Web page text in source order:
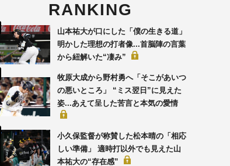
RANKING
山本祐大が口にした「僕の生きる道」
明かした理想の打者像...首脳陣の言葉
から紐解いた“凄み”
牧原大成から野村勇へ「そこがあいつ
の悪いところ」 “ミス翌日”に見えた
姿...あえて呈した苦言と本気の愛情
小久保監督が称賛した松本晴の「相応
しい準備」 適時打以外でも見えた山
本祐大の“存在感”